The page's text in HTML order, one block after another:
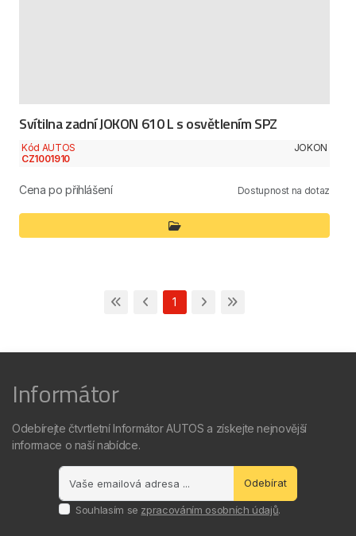
Svítilna zadní JOKON 610 L s osvětlením SPZ
Kód AUTOS
CZ1001910
JOKON
Cena po přihlášení Dostupnost na dotaz
1
Informátor
Odebírejte čtvrtletní Informátor AUTOS a získejte nejnovější
informace o naší nabídce.
Odebírat
Souhlasím se zpracováním osobních údajů.